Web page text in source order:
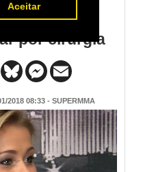
Aceitar
Paige
por cirurgia
2018 08:33 - SUPERMMA